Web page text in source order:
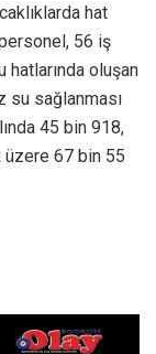
hat
56 iş
oluşan
su sağlanması
45 bin 918,
üzere 67 bin 55